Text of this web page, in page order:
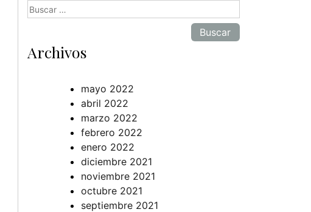
Buscar:
Archivos
mayo 2022
abril 2022
marzo 2022
febrero 2022
enero 2022
diciembre 2021
noviembre 2021
octubre 2021
septiembre 2021